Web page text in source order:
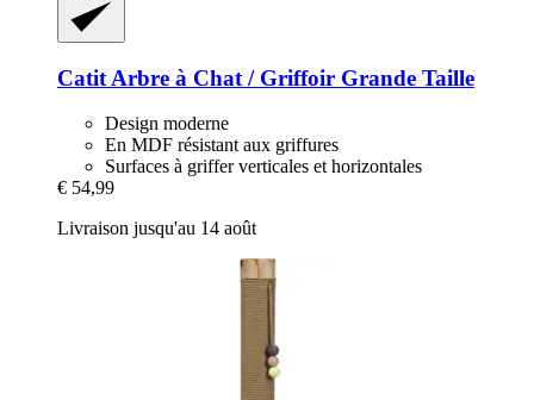
Catit Arbre à Chat / Griffoir Grande Taille
Design moderne
En MDF résistant aux griffures
Surfaces à griffer verticales et horizontales
€ 54,99
Livraison jusqu'au 14 août